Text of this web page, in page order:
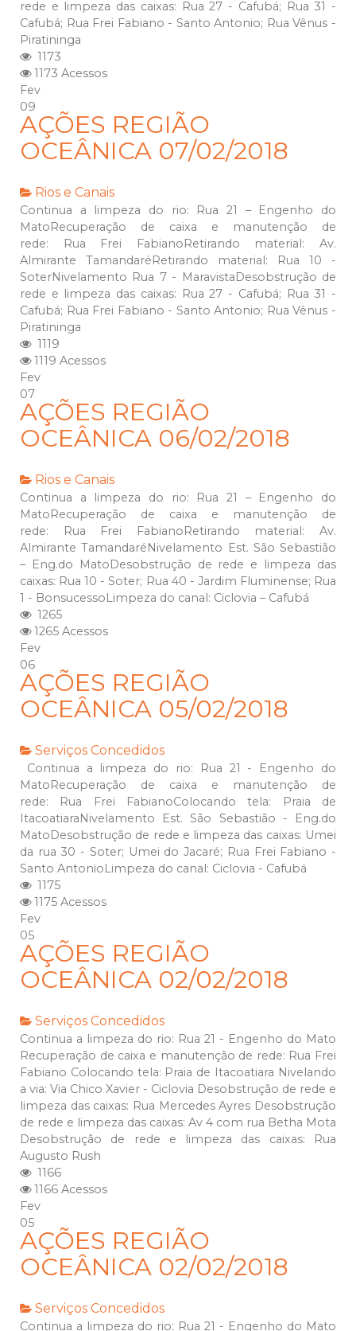
rede e limpeza das caixas: Rua 27 - Cafubá; Rua 31 -
Cafubá; Rua Frei Fabiano - Santo Antonio; Rua Vênus -
Piratininga
1173
1173 Acessos
Fev
09
AÇÕES REGIÃO
OCEÂNICA 07/02/2018
Rios e Canais
Continua a limpeza do rio: Rua 21 – Engenho do
MatoRecuperação de caixa e manutenção de
rede: Rua Frei FabianoRetirando material: Av.
Almirante TamandaréRetirando material: Rua 10 -
SoterNivelamento Rua 7 - MaravistaDesobstrução de
rede e limpeza das caixas: Rua 27 - Cafubá; Rua 31 -
Cafubá; Rua Frei Fabiano - Santo Antonio; Rua Vênus -
Piratininga
1119
1119 Acessos
Fev
07
AÇÕES REGIÃO
OCEÂNICA 06/02/2018
Rios e Canais
Continua a limpeza do rio: Rua 21 – Engenho do
MatoRecuperação de caixa e manutenção de
rede: Rua Frei FabianoRetirando material: Av.
Almirante TamandaréNivelamento Est. São Sebastião
– Eng.do MatoDesobstrução de rede e limpeza das
caixas: Rua 10 - Soter; Rua 40 - Jardim Fluminense; Rua
1 - BonsucessoLimpeza do canal: Ciclovia – Cafubá
1265
1265 Acessos
Fev
06
AÇÕES REGIÃO
OCEÂNICA 05/02/2018
Serviços Concedidos
Continua a limpeza do rio: Rua 21 - Engenho do
MatoRecuperação de caixa e manutenção de
rede: Rua Frei FabianoColocando tela: Praia de
ItacoatiaraNivelamento Est. São Sebastião - Eng.do
MatoDesobstrução de rede e limpeza das caixas: Umei
da rua 30 - Soter; Umei do Jacaré; Rua Frei Fabiano -
Santo AntonioLimpeza do canal: Ciclovia - Cafubá
1175
1175 Acessos
Fev
05
AÇÕES REGIÃO
OCEÂNICA 02/02/2018
Serviços Concedidos
Continua a limpeza do rio: Rua 21 - Engenho do Mato
Recuperação de caixa e manutenção de rede: Rua Frei
Fabiano Colocando tela: Praia de Itacoatiara Nivelando
a via: Via Chico Xavier - Ciclovia Desobstrução de rede e
limpeza das caixas: Rua Mercedes Ayres Desobstrução
de rede e limpeza das caixas: Av 4 com rua Betha Mota
Desobstrução de rede e limpeza das caixas: Rua
Augusto Rush
1166
1166 Acessos
Fev
05
AÇÕES REGIÃO
OCEÂNICA 02/02/2018
Serviços Concedidos
Continua a limpeza do rio: Rua 21 - Engenho do Mato